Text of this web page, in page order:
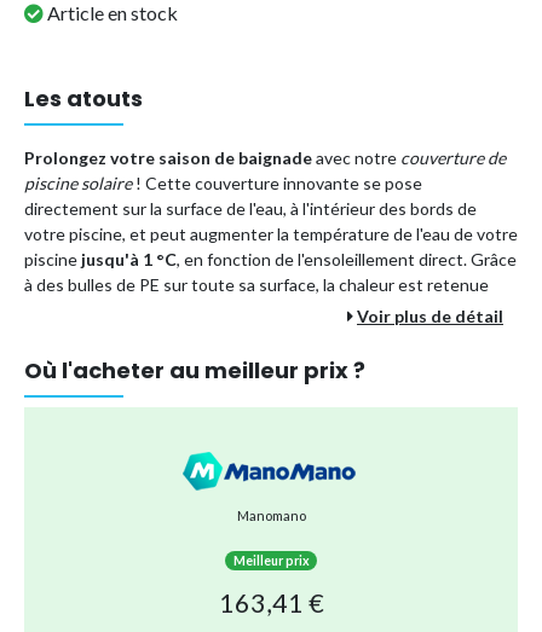
Article en stock
Les atouts
Prolongez votre saison de baignadeavec notre couverture de
piscine solaire! Cette couverture innovante se pose
directement sur la surface de l'eau, à l'intérieur des bords de
votre piscine, et peut augmenter la température de l'eau de votre
piscine jusqu'à 1 °C, en fonction de l'ensoleillement direct. Grâce
à des bulles de PE sur toute sa surface, la chaleur est retenue
beaucoup plus longtemps, ce qui en fait le moyen le moins
Parallèlement, elle contribue à réduire significativement la
consommation de produits chimiques ainsi que l'évaporation de
Matériau : PE (polyéthylène) avec chambres à air
Voir plus de détail
Où l'acheter au meilleur prix ?
Manomano
Meilleur prix
163,41 €